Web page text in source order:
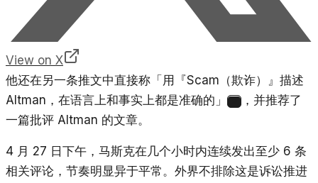
View on X
他还在另一条推文中直接称「用『Scam（欺诈）』描述
Altman，在语言上和事实上都是准确的」
，并推荐了
一篇批评 Altman 的文章。
4 月 27 日下午，马斯克在几个小时内连续发出至少 6 条
相关评论，节奏明显异于平常。外界不排除这是诉讼推进